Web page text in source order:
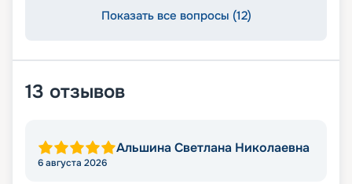
Показать все вопросы (12)
13 отзывов
Альшина Светлана Николаевна
6 августа 2026